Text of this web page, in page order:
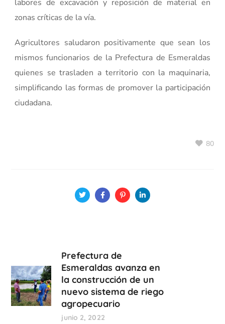
labores de excavación y reposición de material en
zonas críticas de la vía.
Agricultores saludaron positivamente que sean los
mismos funcionarios de la Prefectura de Esmeraldas
quienes se trasladen a territorio con la maquinaria,
simplificando las formas de promover la participación
ciudadana.
80
Prefectura de
Esmeraldas avanza en
la construcción de un
nuevo sistema de riego
agropecuario
junio 2, 2022